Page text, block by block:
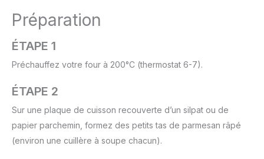
Préparation
ÉTAPE 1
Préchauffez votre four à 200°C (thermostat 6-7).
ÉTAPE 2
Sur une plaque de cuisson recouverte d’un silpat ou de
papier parchemin, formez des petits tas de parmesan râpé
(environ une cuillère à soupe chacun).